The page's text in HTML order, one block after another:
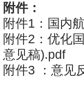
附件：
附件1：国内
附件2：优化
意见稿).pdf
附件3 ：意见